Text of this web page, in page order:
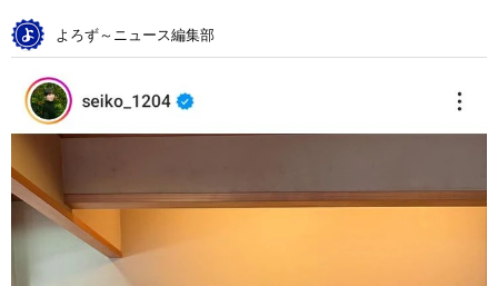
よろず～ニュース編集部